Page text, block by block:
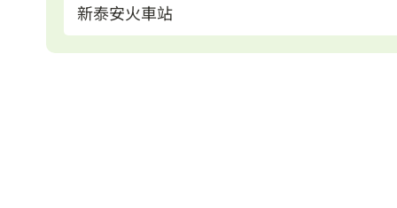
新泰安火車站